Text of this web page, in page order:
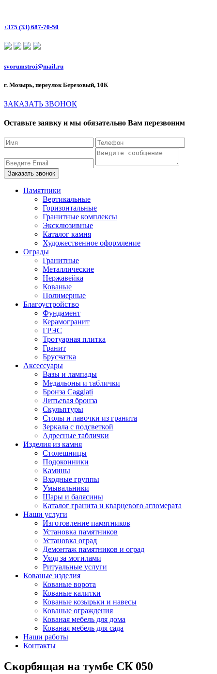
+375 (33) 687-70-50
svorumstroi@mail.ru
г. Мозырь, переулок Березовый, 10К
ЗАКАЗАТЬ ЗВОНОК
Оставьте заявку и мы обязательно Вам перезвоним
Памятники
Вертикальные
Горизонтальные
Гранитные комплексы
Эксклюзивные
Каталог камня
Художественное оформление
Ограды
Гранитные
Металлические
Нержавейка
Кованые
Полимерные
Благоустройство
Фундамент
Керамогранит
ГРЭС
Тротуарная плитка
Гранит
Брусчатка
Аксессуары
Вазы и лампады
Медальоны и таблички
Бронза Caggiati
Литьевая бронза
Скульптуры
Столы и лавочки из гранита
Зеркала с подсветкой
Адресные таблички
Изделия из камня
Столешницы
Подоконники
Камины
Входные группы
Умывальники
Шары и балясины
Каталог гранита и кварцевого агломерата
Наши услуги
Изготовление памятников
Установка памятников
Установка оград
Демонтаж памятников и оград
Уход за могилами
Ритуальные услуги
Кованые изделия
Кованые ворота
Кованые калитки
Кованые козырьки и навесы
Кованые ограждения
Кованая мебель для дома
Кованая мебель для сада
Наши работы
Контакты
Скорбящая на тумбе СК 050